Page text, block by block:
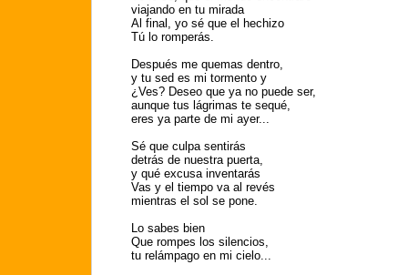
viajando en tu mirada
Al final, yo sé que el hechizo
Tú lo romperás.
Después me quemas dentro,
y tu sed es mi tormento y
¿Ves? Deseo que ya no puede ser,
aunque tus lágrimas te sequé,
eres ya parte de mi ayer...
Sé que culpa sentirás
detrás de nuestra puerta,
y qué excusa inventarás
Vas y el tiempo va al revés
mientras el sol se pone.
Lo sabes bien
Que rompes los silencios,
tu relámpago en mi cielo...